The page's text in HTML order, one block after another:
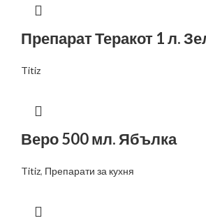
Препарат Теракот 1 л.
Titiz
Веро 500 мл. Ябълка
Titiz, Препарати за кухня